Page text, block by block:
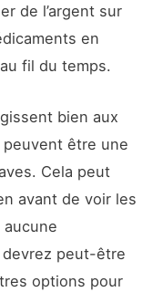
de l’argent sur
en
fil du temps.
bien aux
peuvent être une
Cela peut
avant de voir les
devrez peut-être
options pour